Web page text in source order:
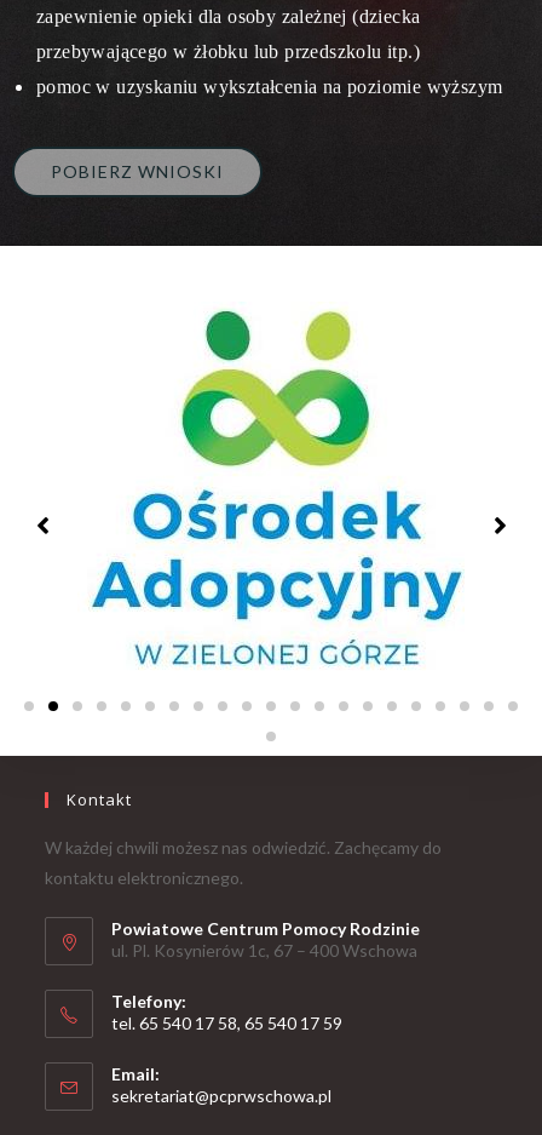
zapewnienie opieki dla osoby zależnej (dziecka
przebywającego w żłobku lub przedszkolu itp.)
pomoc w uzyskaniu wykształcenia na poziomie wyższym
POBIERZ WNIOSKI
Kontakt
W każdej chwili możesz nas odwiedzić. Zachęcamy do
kontaktu elektronicznego.
Powiatowe Centrum Pomocy Rodzinie
ul. Pl. Kosynierów 1c, 67 – 400 Wschowa
Telefony:
tel. 65 540 17 58, 65 540 17 59
Email:
sekretariat@pcprwschowa.pl